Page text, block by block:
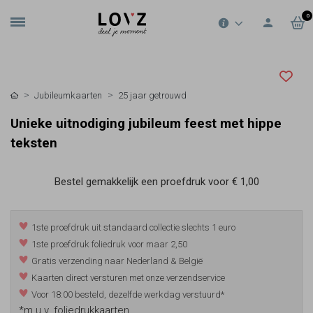
0
Jubileumkaarten 25 jaar getrouwd
Unieke uitnodiging jubileum feest met hippe
teksten
Bestel gemakkelijk een proefdruk voor € 1,00
1ste proefdruk uit standaard collectie slechts 1 euro
1ste proefdruk foliedruk voor maar 2,50
Gratis verzending naar Nederland & België
Kaarten direct versturen met onze verzendservice
Voor 18:00 besteld, dezelfde werkdag verstuurd*
*m.u.v. foliedrukkaarten